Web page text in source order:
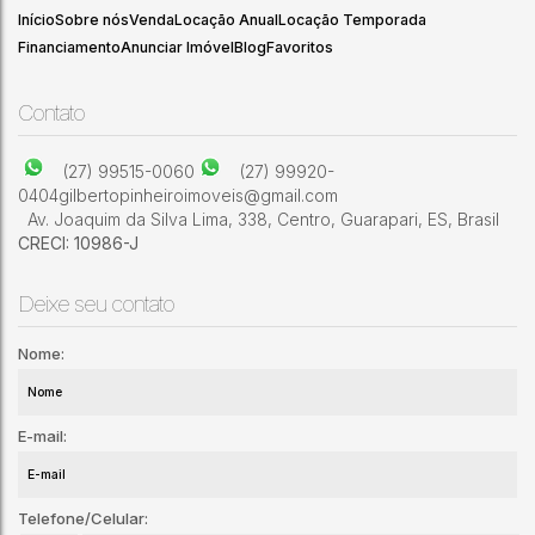
InícioSobre nósVendaLocação AnualLocação Temporada
FinanciamentoAnunciar ImóvelBlogFavoritos
Contato
(27) 99515-0060
(27) 99920-
0404gilbertopinheiroimoveis@gmail.com
Av. Joaquim da Silva Lima, 338, Centro, Guarapari, ES, Brasil
CRECI: 10986-J
Deixe seu contato
Nome:
E-mail:
Telefone/Celular: